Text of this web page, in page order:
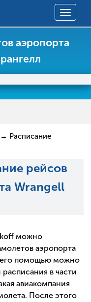
Toggle
аэропорта
→ Расписание
рейсов
Wrangell
можно
аэропорта
помощью можно
в части
авиакомпания
После этого